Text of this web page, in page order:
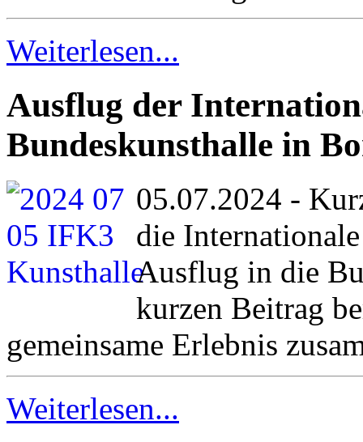
Weiterlesen...
Ausflug der
Bundeskunsthalle in
05.07.2024 -
die
Ausflug in die
kurzen Beitrag
gemeinsame Erlebnis
Weiterlesen...